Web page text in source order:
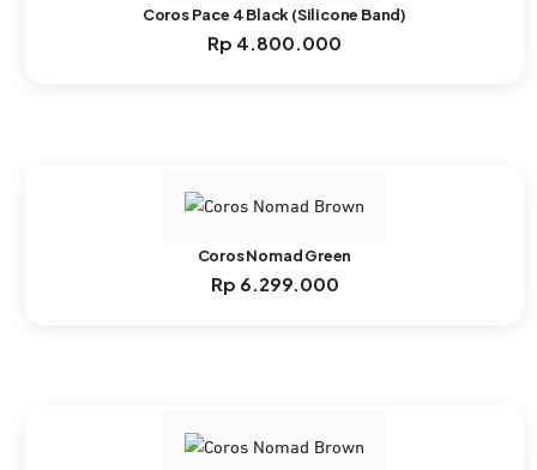
Coros Pace 4 Black (Silicone Band)
Rp 4.800.000
Coros Nomad Green
Rp 6.299.000